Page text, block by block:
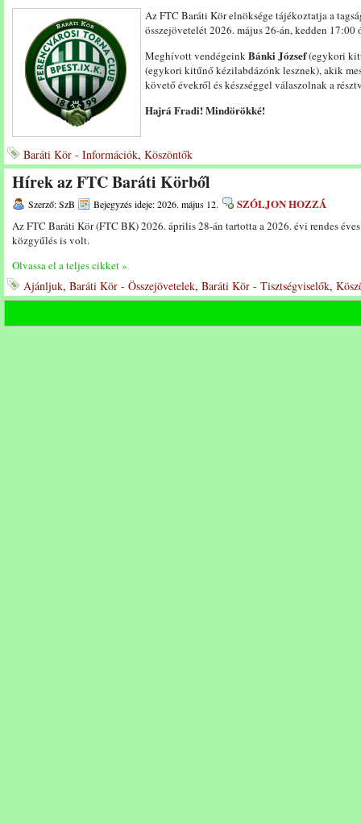
Az FTC Baráti Kör elnöksége tájékoztatja a
összejövetelét 2026. május 26-án, kedden
Meghívott vendégeinkBánki József(egykori
(egykori kitűnő kézilabdázónk lesznek), akik
követő évekről és készséggel válaszolnak a
Hajrá Fradi! Mindörökké!
Baráti Kör - Információk, Köszöntők
Hírek az FTC Baráti Körből
Szerző: SzB Bejegyzés ideje: 2026. május 12. SZÓLJON HOZZÁ
Az FTC Baráti Kör (FTC BK) 2026. április 28-án tartotta a 2026. évi rendes
közgyűlés is volt.
Olvassa el a teljes cikket »
Ajánljuk, Baráti Kör - Összejövetelek, Baráti Kör - Tisztségviselők,